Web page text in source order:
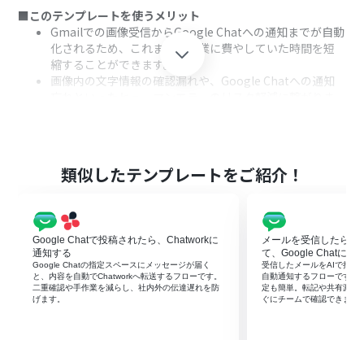
■このテンプレートを使うメリット
Gmailでの画像受信からGoogle Chatへの通知までが自動
化されるため、これまで手作業に費やしていた時間を短
縮することができます。
画像内の文字情報の確認漏れや、Google Chatへの通知
次に、トリガーでGmailを選択し、「特定のラベルのメー
ルを受信したら」というアクションを設定します。この設
付されていた場合にフローが起動します。
次に、オペレーションでOCR機能を選択し、「画像・
PDFから文字を読み取る」アクションを設定し、Gmailで
受信したメールに添付されている画像ファイルを処理対
象として指定します。
最後に、オペレーションでGoogle Chatを選択し、「メ
類似したテンプレートをご紹介！
Google Chatで投稿されたら、Chatworkに
通知する
Google Chatの指定スペースにメッセージが届く
と、内容を自動でChatworkへ転送するフローです。
二重確認や手作業を減らし、社内外の伝達遅れを防
げます。
メールを受信したら
て、Google Chatに通
受信したメールをAIで抽出
自動通知するフローです。
定も簡単。転記や共有漏れ
ぐにチームで確認できます